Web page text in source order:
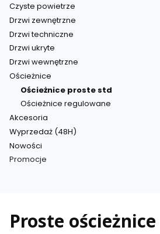
Czyste powietrze
Drzwi zewnętrzne
Drzwi techniczne
Drzwi ukryte
Drzwi wewnętrzne
Ościeżnice
Ościeżnice proste std
Ościeżnice regulowane
Akcesoria
Wyprzedaż (48H)
Nowości
Promocje
Proste ościeżnice